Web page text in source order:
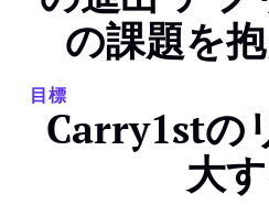
の課題を
目標
Carry1stの
大